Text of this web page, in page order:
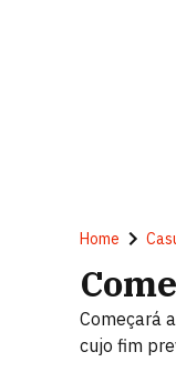
Home
Começará
cujo fim